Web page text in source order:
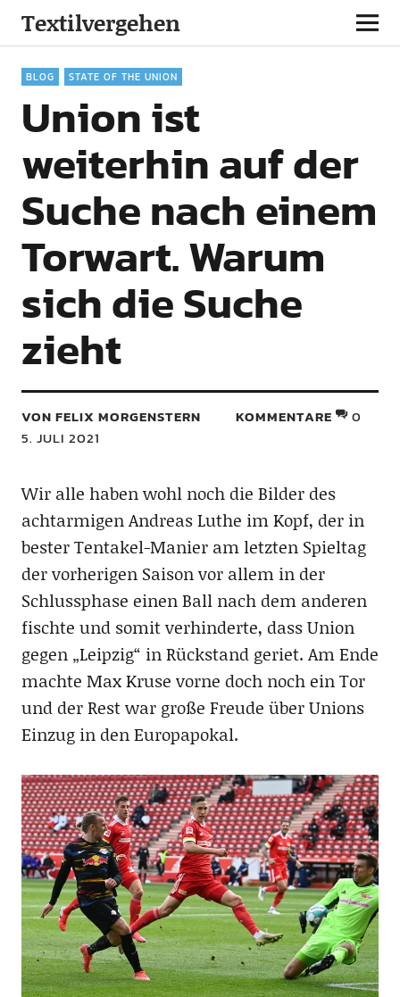
Textilvergehen
BLOG STATE OF THE UNION
Union ist
weiterhin auf der
Suche nach einem
Torwart. Warum
sich die Suche
zieht
VON FELIX MORGENSTERN
5. JULI 2021
KOMMENTARE 0
Wir alle haben wohl noch die Bilder des
achtarmigen Andreas Luthe im Kopf, der in
bester Tentakel-Manier am letzten Spieltag
der vorherigen Saison vor allem in der
Schlussphase einen Ball nach dem anderen
fischte und somit verhinderte, dass Union
gegen „Leipzig“ in Rückstand geriet. Am Ende
machte Max Kruse vorne doch noch ein Tor
und der Rest war große Freude über Unions
Einzug in den Europapokal.